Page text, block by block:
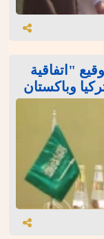
"اتفاقية
وباكستان